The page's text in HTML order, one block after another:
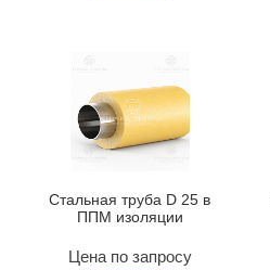
Стальная труба D 25 в
ППМ изоляции
Цена по запросу